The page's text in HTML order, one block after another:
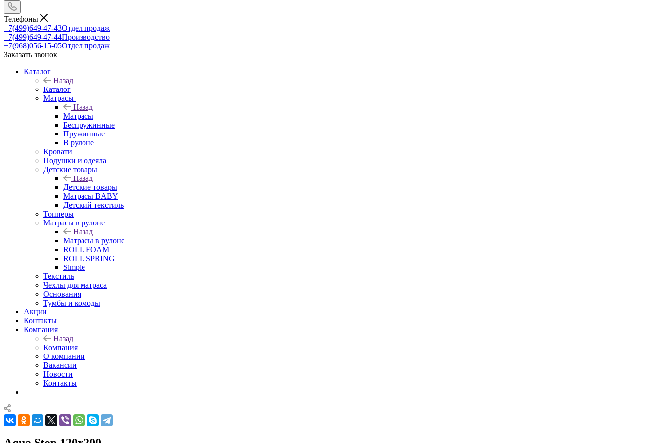
Телефоны
+7(499)649-47-43Отдел продаж
+7(499)649-47-44Производство
+7(968)056-15-05Отдел продаж
Заказать звонок
Каталог
Назад
Каталог
Матрасы
Назад
Матрасы
Беспружинные
Пружинные
В рулоне
Кровати
Подушки и одеяла
Детские товары
Назад
Детские товары
Матрасы BABY
Детский текстиль
Топперы
Матрасы в рулоне
Назад
Матрасы в рулоне
ROLL FOAM
ROLL SPRING
Simple
Текстиль
Чехлы для матраса
Основания
Тумбы и комоды
Акции
Контакты
Компания
Назад
Компания
О компании
Вакансии
Новости
Контакты